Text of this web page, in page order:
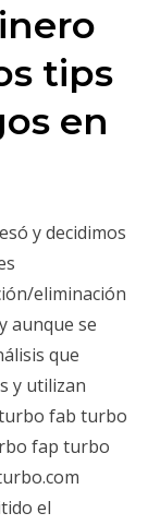
tips
en
y decidimos
eliminación
aunque se
que
y utilizan
fab turbo
fap turbo
el